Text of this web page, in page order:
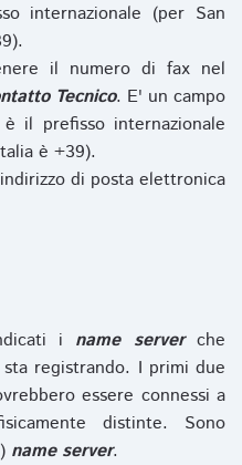
internazionale (per San
il numero di fax nel
Tecnico. E' un campo
il prefisso internazionale
è +39).
di posta elettronica
i name serverche
registrando. I primi due
essere connessi a
distinte. Sono
name server.